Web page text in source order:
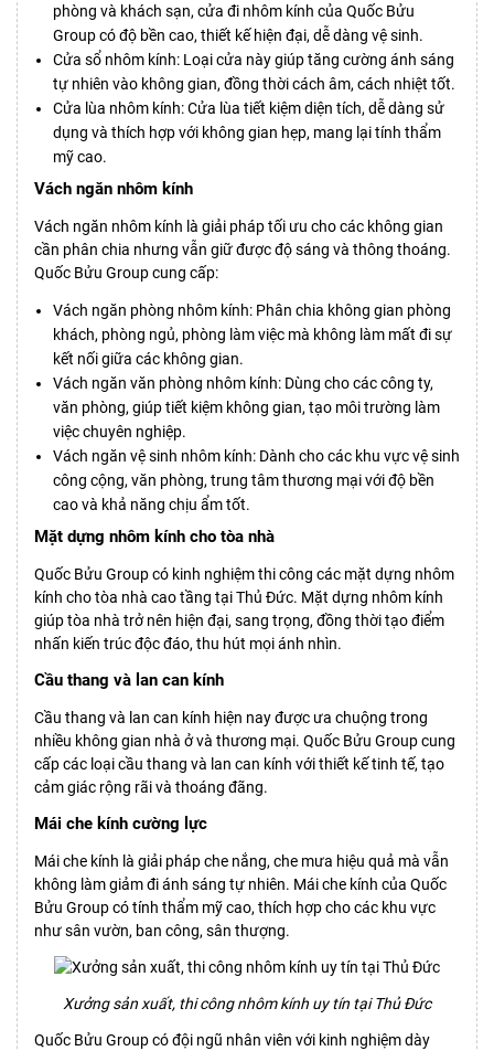
phòng và khách sạn, cửa đi nhôm kính của Quốc Bửu
Group có độ bền cao, thiết kế hiện đại, dễ dàng vệ sinh.
Cửa sổ nhôm kính: Loại cửa này giúp tăng cường ánh sáng
tự nhiên vào không gian, đồng thời cách âm, cách nhiệt tốt.
Cửa lùa nhôm kính: Cửa lùa tiết kiệm diện tích, dễ dàng sử
dụng và thích hợp với không gian hẹp, mang lại tính thẩm
mỹ cao.
Vách ngăn nhôm kính
Vách ngăn nhôm kính là giải pháp tối ưu cho các không gian
cần phân chia nhưng vẫn giữ được độ sáng và thông thoáng.
Quốc Bửu Group cung cấp:
Vách ngăn phòng nhôm kính: Phân chia không gian phòng
khách, phòng ngủ, phòng làm việc mà không làm mất đi sự
kết nối giữa các không gian.
Vách ngăn văn phòng nhôm kính: Dùng cho các công ty,
văn phòng, giúp tiết kiệm không gian, tạo môi trường làm
việc chuyên nghiệp.
Vách ngăn vệ sinh nhôm kính: Dành cho các khu vực vệ sinh
công cộng, văn phòng, trung tâm thương mại với độ bền
cao và khả năng chịu ẩm tốt.
Mặt dựng nhôm kính cho tòa nhà
Quốc Bửu Group có kinh nghiệm thi công các mặt dựng nhôm
kính cho tòa nhà cao tầng tại Thủ Đức. Mặt dựng nhôm kính
giúp tòa nhà trở nên hiện đại, sang trọng, đồng thời tạo điểm
nhấn kiến trúc độc đáo, thu hút mọi ánh nhìn.
Cầu thang và lan can kính
Cầu thang và lan can kính hiện nay được ưa chuộng trong
nhiều không gian nhà ở và thương mại. Quốc Bửu Group cung
cấp các loại cầu thang và lan can kính với thiết kế tinh tế, tạo
cảm giác rộng rãi và thoáng đãng.
Mái che kính cường lực
Mái che kính là giải pháp che nắng, che mưa hiệu quả mà vẫn
không làm giảm đi ánh sáng tự nhiên. Mái che kính của Quốc
Bửu Group có tính thẩm mỹ cao, thích hợp cho các khu vực
như sân vườn, ban công, sân thượng.
Xưởng sản xuất, thi công nhôm kính uy tín tại Thủ Đức
Quốc Bửu Group có đội ngũ nhân viên với kinh nghiệm dày